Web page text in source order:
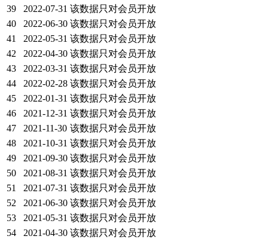
39
2022-07-31 该数据只对会员开放
40
2022-06-30 该数据只对会员开放
41
2022-05-31 该数据只对会员开放
42
2022-04-30 该数据只对会员开放
43
2022-03-31 该数据只对会员开放
44
2022-02-28 该数据只对会员开放
45
2022-01-31 该数据只对会员开放
46
2021-12-31 该数据只对会员开放
47
2021-11-30 该数据只对会员开放
48
2021-10-31 该数据只对会员开放
49
2021-09-30 该数据只对会员开放
50
2021-08-31 该数据只对会员开放
51
2021-07-31 该数据只对会员开放
52
2021-06-30 该数据只对会员开放
53
2021-05-31 该数据只对会员开放
54
2021-04-30 该数据只对会员开放